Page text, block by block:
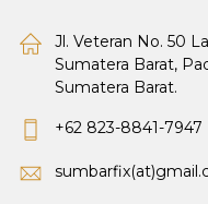
Jl. Veteran No. 50
Sumatera Barat,
Sumatera Barat.
+62 823-8841-7947